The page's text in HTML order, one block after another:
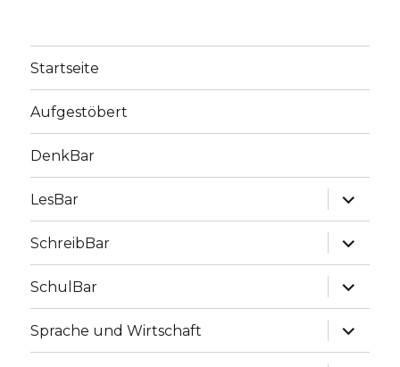
Startseite
Aufgestöbert
DenkBar
LesBar
SchreibBar
SchulBar
Sprache und Wirtschaft